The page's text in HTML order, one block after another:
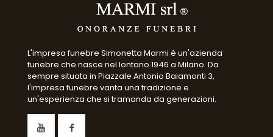
L'impresa funebre Simonetta Marmi è un'azienda
funebre che nasce nel lontano 1946 a Milano. Da
sempre situata in Piazzale Antonio Baiamonti 3,
l'impresa funebre vanta una tradizione e
un'esperienza che si tramanda da generazioni.